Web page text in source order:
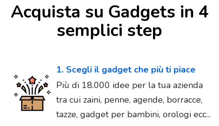
Acquista su Gadgets in 4
semplici step
1. Scegli il gadget che più ti piace
Più di 18.000 idee per la tua azienda
tra cui zaini, penne, agende, borracce,
tazze, gadget per bambini, orologi ecc...